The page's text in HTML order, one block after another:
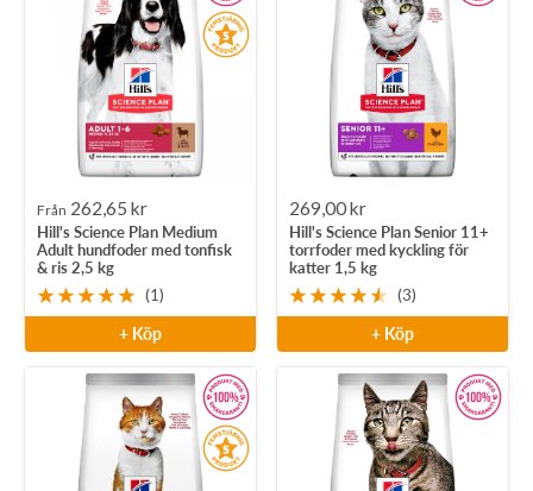
Rea-
pris
Från 262,65 kr
Hill's Science Plan Medium
Adult hundfoder med tonfisk
& ris 2,5 kg
(1)
+ Köp
Rea-
pris
269,00 kr
Hill's Science Plan Senior 11+
torrfoder med kyckling för
katter 1,5 kg
(3)
+ Köp